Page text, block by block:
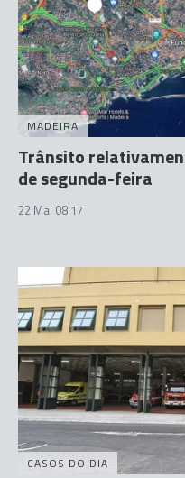
MADEIRA
Trânsito
de segunda-feira
22 Mai 08:17
CASOS DO DIA